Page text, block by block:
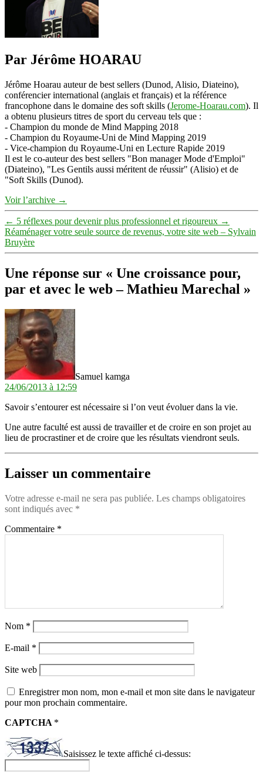
Par Jérôme HOARAU
Jérôme Hoarau auteur de best sellers (Dunod, Alisio, Diateino),
conférencier international (anglais et français) et la référence
francophone dans le domaine des soft skills (Jerome-Hoarau.com). Il
a obtenu plusieurs titres de sport du cerveau tels que :
- Champion du monde de Mind Mapping 2018
- Champion du Royaume-Uni de Mind Mapping 2019
- Vice-champion du Royaume-Uni en Lecture Rapide 2019
Il est le co-auteur des best sellers "Bon manager Mode d'Emploi"
(Diateino), "Les Gentils aussi méritent de réussir" (Alisio) et de
"Soft Skills (Dunod).
Voir l’archive →
← 5 réflexes pour devenir plus professionnel et rigoureux →
Réaménager votre seule source de revenus, votre site web – Sylvain
Bruyère
Une réponse sur « Une croissance pour,
par et avec le web – Mathieu Marechal »
Samuel kamga
24/06/2013 à 12:59
Savoir s’entourer est nécessaire si l’on veut évoluer dans la vie.
Une autre faculté est aussi de travailler et de croire en son projet au
lieu de procrastiner et de croire que les résultats viendront seuls.
Laisser un commentaire
Votre adresse e-mail ne sera pas publiée. Les champs obligatoires
sont indiqués avec *
Commentaire *
Nom *
E-mail *
Site web
Enregistrer mon nom, mon e-mail et mon site dans le navigateur
pour mon prochain commentaire.
CAPTCHA *
Saisissez le texte affiché ci-dessus: